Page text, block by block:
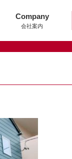
Company
会社案内